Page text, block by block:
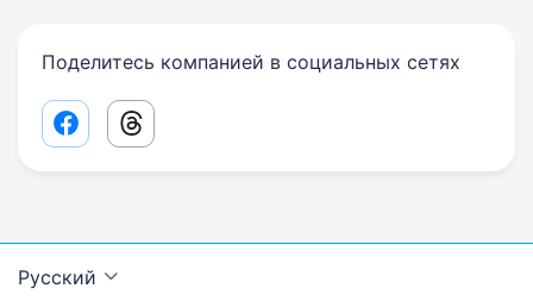
Поделитесь компанией в социальных сетях
Facebook share link
Threads share link
Русский